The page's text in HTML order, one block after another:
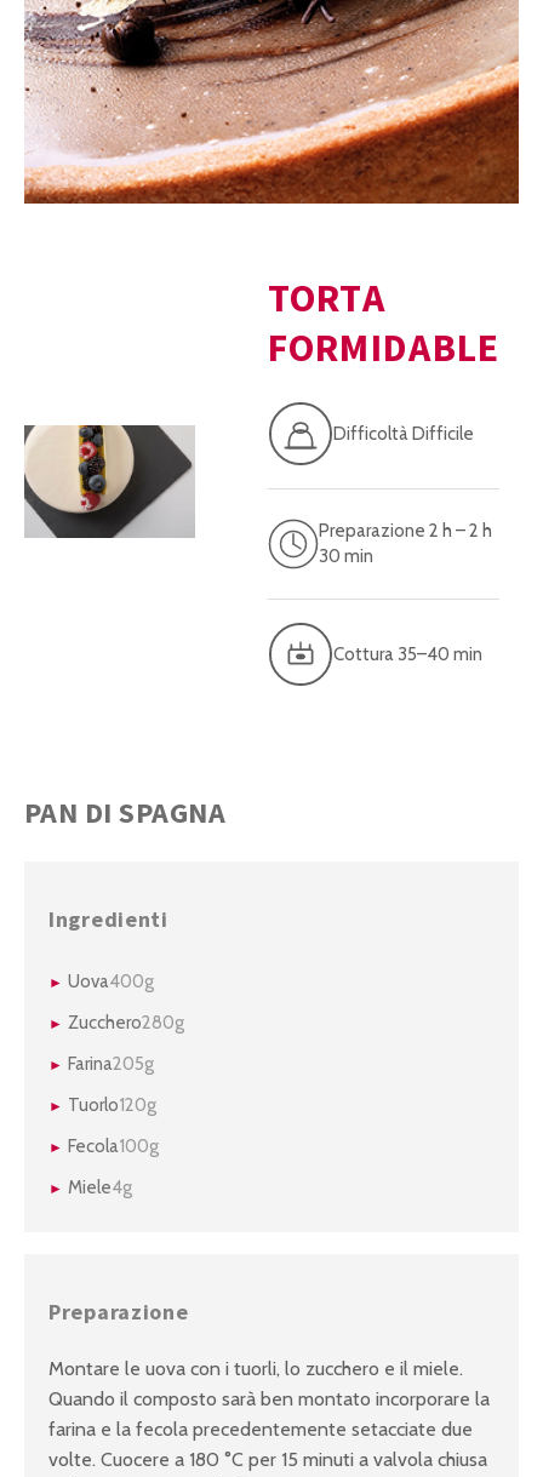
TORTA
FORMIDABLE
Difficoltà Difficile
Preparazione 2 h – 2 h
30 min
Cottura 35–40 min
PAN DI SPAGNA
Ingredienti
Uova400g
Zucchero280g
Farina205g
Tuorlo120g
Fecola100g
Miele4g
Preparazione
Montare le uova con i tuorli, lo zucchero e il miele.
Quando il composto sarà ben montato incorporare la
farina e la fecola precedentemente setacciate due
volte. Cuocere a 180 °C per 15 minuti a valvola chiusa